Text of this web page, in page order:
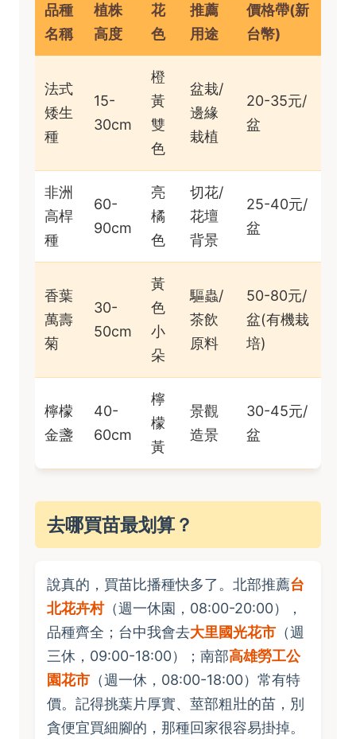
品種
名稱
植株
高度
花
色
推薦
用途
價格帶(新
台幣)
法式
矮生
種
15-
30cm
橙
黃
雙
色
盆栽/
邊緣
栽植
20-35元/
盆
非洲
高桿
種
60-
90cm
亮
橘
色
切花/
花壇
背景
25-40元/
盆
香葉
萬壽
菊
30-
50cm
黃
色
小
朵
驅蟲/
茶飲
原料
50-80元/
盆(有機栽
培)
檸檬
金盞
40-
60cm
檸
檬
黃
景觀
造景
30-45元/
盆
去哪買苗最划算？
說真的，買苗比播種快多了。北部推薦台
北花卉村（週一休園，08:00-20:00），
品種齊全；台中我會去大里國光花市 （週
三休，09:00-18:00）；南部高雄勞工公
園花市 （週一休，08:00-18:00）常有特
價。記得挑葉片厚實、莖部粗壯的苗，別
貪便宜買細腳的，那種回家很容易掛掉。